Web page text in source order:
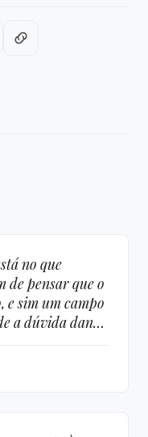
no que
de pensar que o
e sim um campo
a dúvida dança